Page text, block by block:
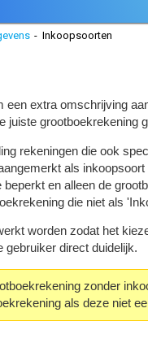
- Inkoopsoorten
een extra omschrijving
juiste grootboekrekening
rekeningen die ook
als
en alleen de
die niet als
worden zodat het
gebruiker direct duidelijk.
zonder
als deze niet